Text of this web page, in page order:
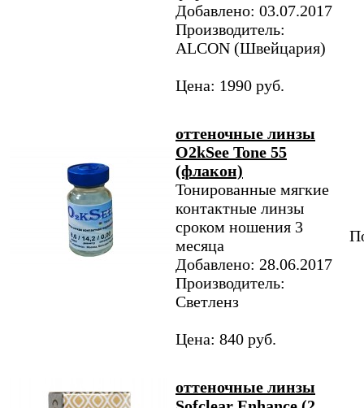
Добавлено: 03.07.2017
Производитель:
ALCON (Швейцария)
Цена: 1990 руб.
оттеночные линзы
O2kSee Tone 55
(флакон)
Тонированные мягкие
контактные линзы
сроком ношения 3
месяца
Добавлено: 28.06.2017
Производитель:
Светленз
Цена: 840 руб.
оттеночные линзы